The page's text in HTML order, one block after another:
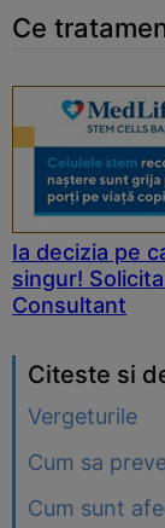
Ce
Ia decizia pe
singur!
Consultant
Citeste si
Vergeturile
Cum sa
Cum sunt